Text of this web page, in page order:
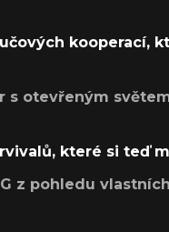
kooperací,
s otevřeným
které si teď
z pohledu